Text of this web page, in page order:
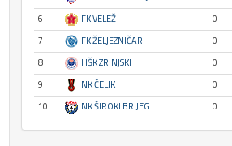
6
FK VELEŽ 0
7
FK ŽELJEZNIČAR 0
8
HŠK ZRINJSKI 0
9
NK ČELIK 0
10
NK ŠIROKI BRIJEG 0